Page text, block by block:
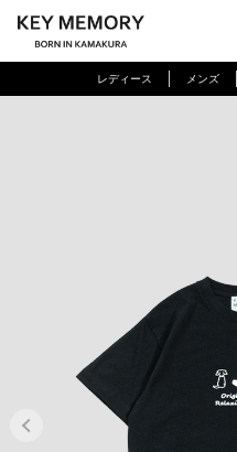
レディース メンズ